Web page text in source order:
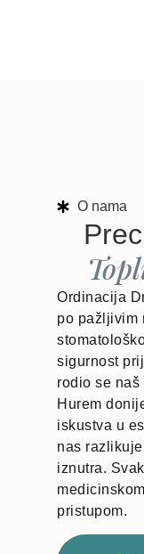
O nama
Ordinacija
po pažljivim
sigurnost
rodio se naš
Hurem
iskustva u
nas
iznutra.
pristupom.